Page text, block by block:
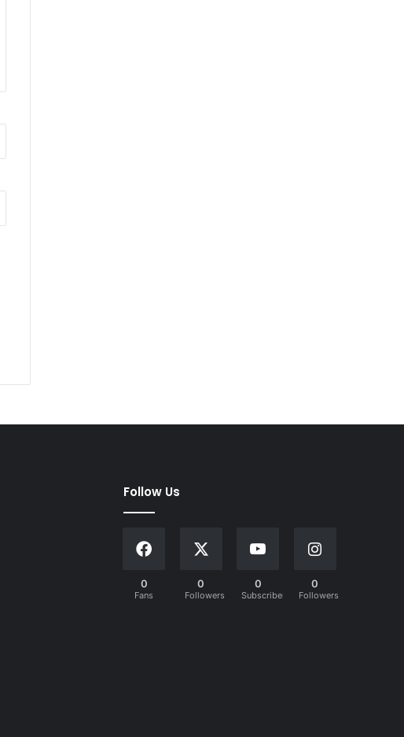
Follow Us
0
Fans
0
Followers
0
Subscribers
0
Followers